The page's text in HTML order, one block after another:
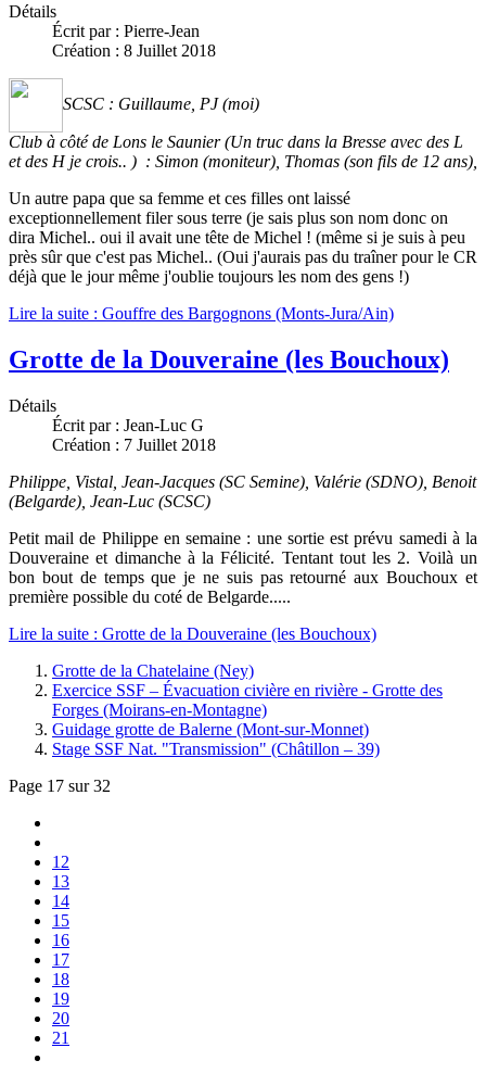
Détails
Écrit par : Pierre-Jean
Création : 8 Juillet 2018
SCSC : Guillaume, PJ (moi)
Club à côté de Lons le Saunier (Un truc dans la Bresse avec des L
et des H je crois.. ) : Simon (moniteur), Thomas (son fils de 12 ans),
Un autre papa que sa femme et ces filles ont laissé
exceptionnellement filer sous terre (je sais plus son nom donc on
dira Michel.. oui il avait une tête de Michel ! (même si je suis à peu
près sûr que c'est pas Michel.. (Oui j'aurais pas du traîner pour le CR
déjà que le jour même j'oublie toujours les nom des gens !)
Lire la suite : Gouffre des Bargognons (Monts-Jura/Ain)
Grotte de la Douveraine (les Bouchoux)
Détails
Écrit par : Jean-Luc G
Création : 7 Juillet 2018
Philippe, Vistal, Jean-Jacques (SC Semine), Valérie (SDNO), Benoit
(Belgarde), Jean-Luc (SCSC)
Petit mail de Philippe en semaine : une sortie est prévu samedi à la
Douveraine et dimanche à la Félicité. Tentant tout les 2. Voilà un
bon bout de temps que je ne suis pas retourné aux Bouchoux et
première possible du coté de Belgarde.....
Lire la suite : Grotte de la Douveraine (les Bouchoux)
Grotte de la Chatelaine (Ney)
Exercice SSF – Évacuation civière en rivière - Grotte des
Forges (Moirans-en-Montagne)
Guidage grotte de Balerne (Mont-sur-Monnet)
Stage SSF Nat. "Transmission" (Châtillon – 39)
Page 17 sur 32
12
13
14
15
16
17
18
19
20
21